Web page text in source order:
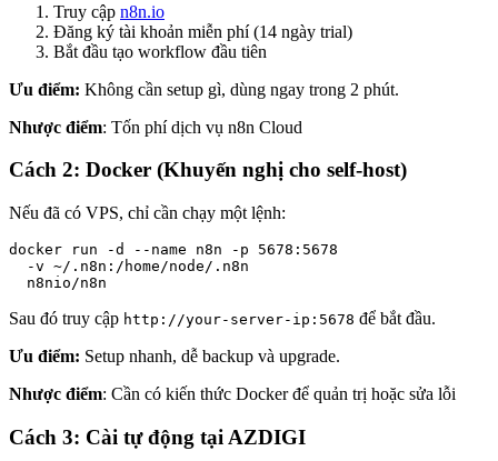
Truy cập n8n.io
Đăng ký tài khoản miễn phí (14 ngày trial)
Bắt đầu tạo workflow đầu tiên
Ưu điểm: Không cần setup gì, dùng ngay trong 2 phút.
Nhược điểm: Tốn phí dịch vụ n8n Cloud
Cách 2: Docker (Khuyến nghị cho self-host)
Nếu đã có VPS, chỉ cần chạy một lệnh:
docker run -d --name n8n -p 5678:5678
  -v ~/.n8n:/home/node/.n8n
  n8nio/n8n
Sau đó truy cập http://your-server-ip:5678 để bắt đầu.
Ưu điểm: Setup nhanh, dễ backup và upgrade.
Nhược điểm: Cần có kiến thức Docker để quản trị hoặc sửa lỗi
Cách 3: Cài tự động tại AZDIGI